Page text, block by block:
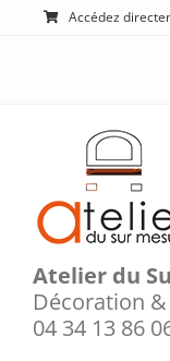
Passer
Accédez
Atelier du
Décoration
04 34 13 86